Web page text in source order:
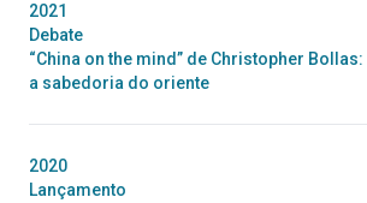
2021
Debate
“China on the mind” de Christopher
a sabedoria do oriente
2020
Lançamento